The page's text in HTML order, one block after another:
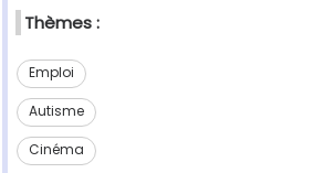
Thèmes :
Emploi
Autisme
Cinéma